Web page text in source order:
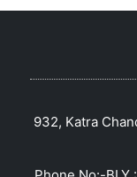
932, Katra